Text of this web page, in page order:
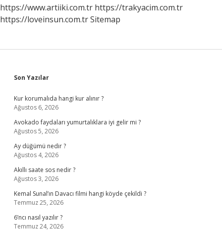
https://www.artiiki.com.tr https://trakyacim.com.tr
https://loveinsun.com.trSitemap
Sidebar
Son Yazılar
Kur korumalıda hangi kur alınır ?
Ağustos 6, 2026
Avokado faydaları yumurtalıklara iyi gelir mi ?
Ağustos 5, 2026
Ay düğümü nedir ?
Ağustos 4, 2026
Akıllı saate sos nedir ?
Ağustos 3, 2026
Kemal Sunal’ın Davacı filmi hangi köyde çekildi ?
Temmuz 25, 2026
6’ncı nasıl yazılır ?
Temmuz 24, 2026